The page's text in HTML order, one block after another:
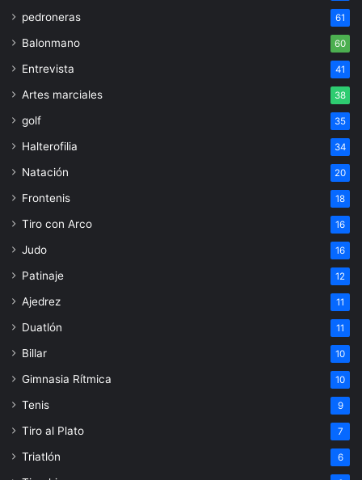
pedroneras 61
Balonmano 60
Entrevista 41
Artes marciales 38
golf 35
Halterofilia 34
Natación 20
Frontenis 18
Tiro con Arco 16
Judo 16
Patinaje 12
Ajedrez 11
Duatlón 11
Billar 10
Gimnasia Rítmica 10
Tenis 9
Tiro al Plato 7
Triatlón 6